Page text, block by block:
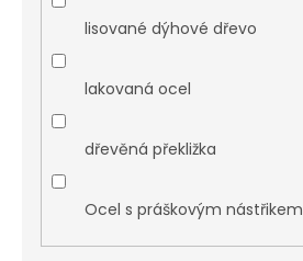
lisované dýhové dřevo
lakovaná ocel
dřevěná překližka
Ocel s práškovým nástřikem